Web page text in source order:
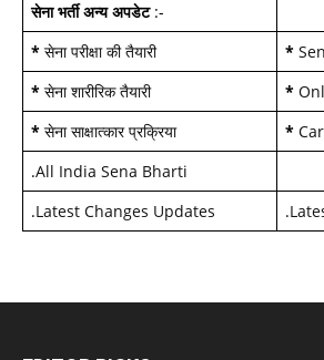
सेना भर्ती अन्य अपडेट:-
* सेना परीक्षा की तैयारी *
* सेना शारीरिक तैयारी *
* सेना साक्षात्कार प्रक्रिया *
.All India Sena Bharti
.Latest Changes Updates .